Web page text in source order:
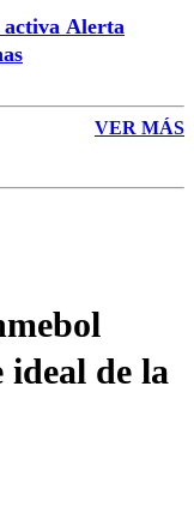
Alerta
VER MÁS
de la